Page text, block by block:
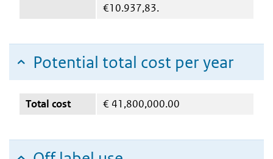
€10.937,83.
Potential total cost per year
Total cost € 41,800,000.00